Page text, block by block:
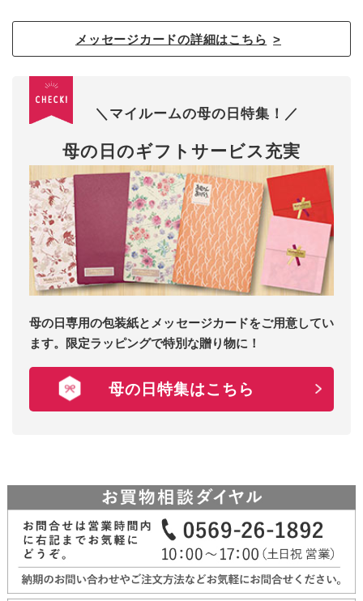
メッセージカードの詳細はこちら
＼マイルームの母の日特集！／
母の日のギフトサービス充実
母の日専用の包装紙とメッセージカードをご用意してい
ます。限定ラッピングで特別な贈り物に！
母の日特集はこちら